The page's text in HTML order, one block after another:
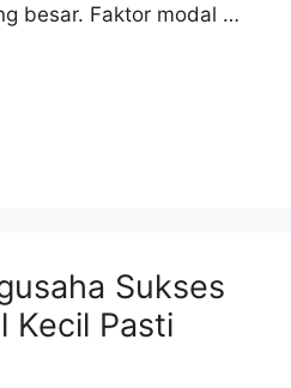
besar. Faktor modal …
Sukses
Kecil Pasti